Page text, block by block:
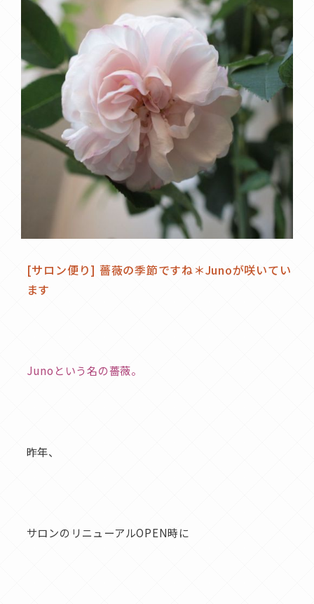
[サロン便り] 薔薇の季節ですね＊Junoが咲いてい
ます
Junoという名の薔薇。
昨年、
サロンのリニューアルOPEN時に